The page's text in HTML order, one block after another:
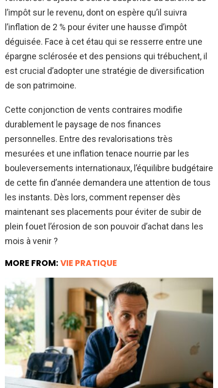
l’impôt sur le revenu, dont on espère qu’il suivra
l’inflation de 2 % pour éviter une hausse d’impôt
déguisée. Face à cet étau qui se resserre entre une
épargne sclérosée et des pensions qui trébuchent, il
est crucial d’adopter une stratégie de diversification
de son patrimoine.
Cette conjonction de vents contraires modifie
durablement le paysage de nos finances
personnelles. Entre des revalorisations très
mesurées et une inflation tenace nourrie par les
bouleversements internationaux, l’équilibre budgétaire
de cette fin d’année demandera une attention de tous
les instants. Dès lors, comment repenser dès
maintenant ses placements pour éviter de subir de
plein fouet l’érosion de son pouvoir d’achat dans les
mois à venir ?
MORE FROM: VIE PRATIQUE